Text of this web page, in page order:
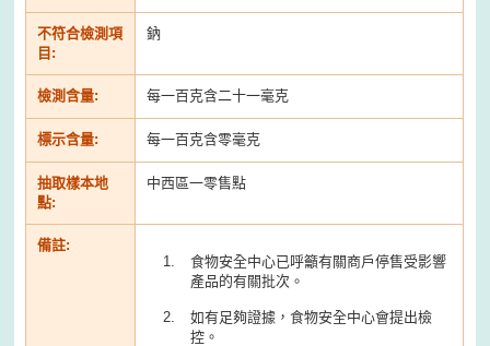
不符合檢測項
目:
鈉
檢測含量: 每一百克含二十一毫克
標示含量: 每一百克含零毫克
抽取樣本地
點:
中西區一零售點
備註:
食物安全中心已呼籲有關商戶停售受影響
產品的有關批次。
如有足夠證據，食物安全中心會提出檢
控。